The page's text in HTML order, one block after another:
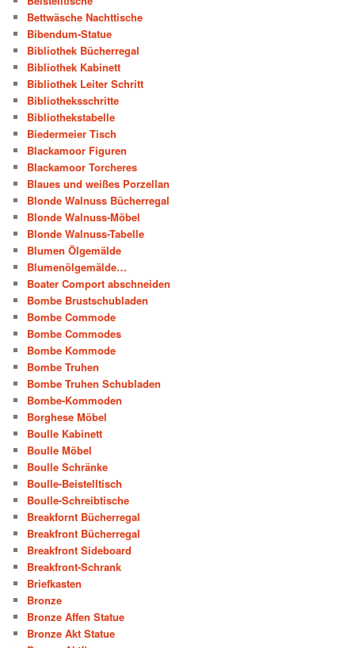
Bettwäsche Nachttische
Bibendum-Statue
Bibliothek Bücherregal
Bibliothek Kabinett
Bibliothek Leiter Schritt
Bibliotheksschritte
Bibliothekstabelle
Biedermeier Tisch
Blackamoor Figuren
Blackamoor Torcheres
Blaues und weißes Porzellan
Blonde Walnuss Bücherregal
Blonde Walnuss-Möbel
Blonde Walnuss-Tabelle
Blumen Ölgemälde
Blumenölgemälde…
Boater Comport abschneiden
Bombe Brustschubladen
Bombe Commode
Bombe Commodes
Bombe Kommode
Bombe Truhen
Bombe Truhen Schubladen
Bombe-Kommoden
Borghese Möbel
Boulle Kabinett
Boulle Möbel
Boulle Schränke
Boulle-Beistelltisch
Boulle-Schreibtische
Breakfornt Bücherregal
Breakfront Bücherregal
Breakfront Sideboard
Breakfront-Schrank
Briefkasten
Bronze
Bronze Affen Statue
Bronze Akt Statue